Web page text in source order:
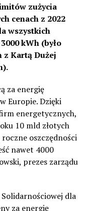
zużycia
cenach z 2022
wszystkich
kWh (było
z Kartą Dużej
za energię
Europie. Dzięki
energetycznych,
10 mld złotych
oszczędności
nawet 4000
prezes zarządu
dla
za energię